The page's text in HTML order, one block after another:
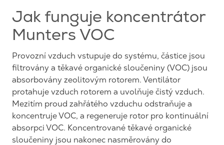
Jak funguje koncentrátor
Munters VOC
Provozní vzduch vstupuje do systému, částice jsou
filtrovány a těkavé organické sloučeniny (VOC) jsou
absorbovány zeolitovým rotorem. Ventilátor
protahuje vzduch rotorem a uvolňuje čistý vzduch.
Mezitím proud zahřátého vzduchu odstraňuje a
koncentruje VOC, a regeneruje rotor pro kontinuální
absorpci VOC. Koncentrované těkavé organické
sloučeniny jsou nakonec nasměrovány do